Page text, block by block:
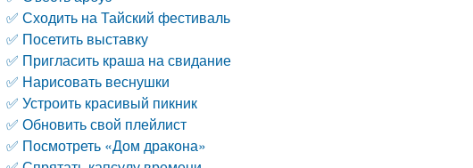
✅ Сходить на Тайский фестиваль
✅ Посетить выставку
✅ Пригласить краша на свидание
✅ Нарисовать веснушки
✅ Устроить красивый пикник
✅ Обновить свой плейлист
✅ Посмотреть «Дом дракона»